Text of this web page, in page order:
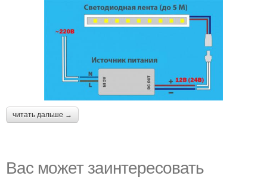
читать дальше →
Вас может заинтересовать